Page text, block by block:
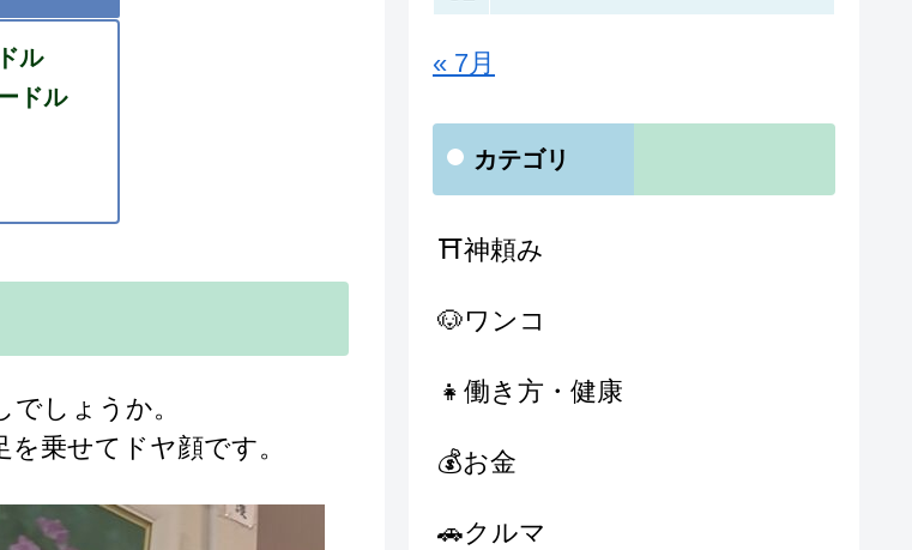
ル
ドル
しょうか。
乗せてドヤ顔です。
« 7月
カテゴリ
⛩神頼み
🐶ワンコ
👧働き方・健康
💰お金
🚗クルマ